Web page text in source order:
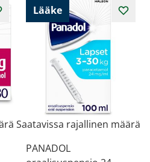
Lääke
Saatavissa rajallinen määrä
PANADOL